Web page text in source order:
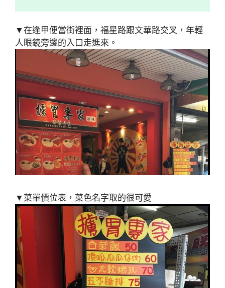
▼在逢甲便當街裡面，福星路跟文華路交叉，年輕
人眼鏡旁邊的入口走進來。
▼菜單價位表，菜色名字取的很可愛